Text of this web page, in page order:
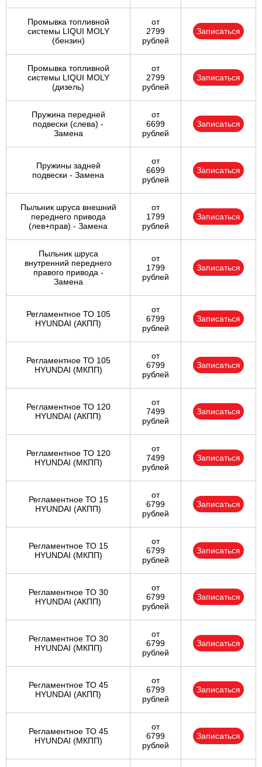
Промывка топливной
системы LIQUI MOLY
(бензин)
от
2799
рублей
Записаться
Промывка топливной
системы LIQUI MOLY
(дизель)
от
2799
рублей
Записаться
Пружина передней
подвески (слева) -
Замена
от
6699
рублей
Записаться
Пружины задней
подвески - Замена
от
6699
рублей
Записаться
Пыльник шруса внешний
переднего привода
(лев+прав) - Замена
от
1799
рублей
Записаться
Пыльник шруса
внутренний переднего
правого привода -
Замена
от
1799
рублей
Записаться
Регламентное ТО 105
HYUNDAI (АКПП)
от
6799
рублей
Записаться
Регламентное ТО 105
HYUNDAI (МКПП)
от
6799
рублей
Записаться
Регламентное ТО 120
HYUNDAI (АКПП)
от
7499
рублей
Записаться
Регламентное ТО 120
HYUNDAI (МКПП)
от
7499
рублей
Записаться
Регламентное ТО 15
HYUNDAI (АКПП)
от
6799
рублей
Записаться
Регламентное ТО 15
HYUNDAI (МКПП)
от
6799
рублей
Записаться
Регламентное ТО 30
HYUNDAI (АКПП)
от
6799
рублей
Записаться
Регламентное ТО 30
HYUNDAI (МКПП)
от
6799
рублей
Записаться
Регламентное ТО 45
HYUNDAI (АКПП)
от
6799
рублей
Записаться
Регламентное ТО 45
HYUNDAI (МКПП)
от
6799
рублей
Записаться